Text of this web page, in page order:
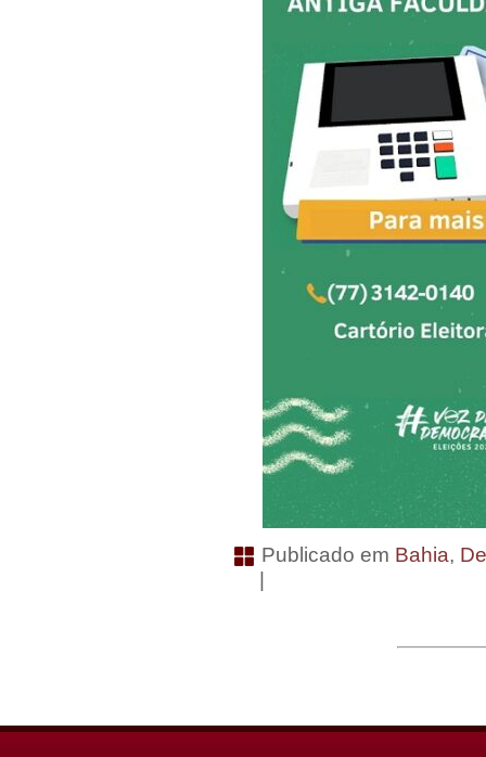
Publicado em Bahia,